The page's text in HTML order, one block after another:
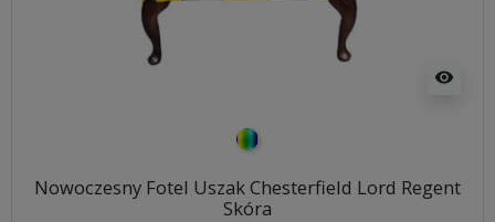
visibility
kolorowy
Nowoczesny Fotel Uszak Chesterfield Lord Regent
Skóra